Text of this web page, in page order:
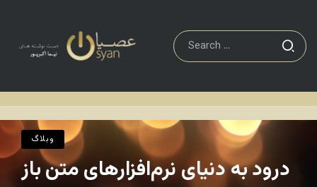
وبلاگ
درود به دنیای نرم‌افزارهای متن باز